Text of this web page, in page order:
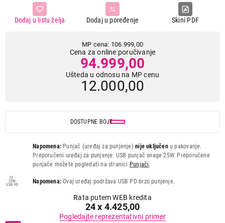
Skini PDF
Dodaj u poređenje
Dodaj u listu želja
MP cena: 106.999,00
Cena za online poručivanje
94.999,00
Ušteda u odnosu na MP cenu
12.000,00
DOSTUPNE BOJE
Napomena: Punjač (uređaj za punjenje)nije uključenu pakovanje.
Preporučeni uređaj za punjenje: USB punjač snage 25W. Preporučene
punjače možete pogledati na stranici Punjači.
10 -
25W
USB PD Napomena: Ovaj uređaj podržava USB PD brzo punjenje.
Rata putem WEB kredita
24 x 4.425,00
Pogledajte reprezentativni primer